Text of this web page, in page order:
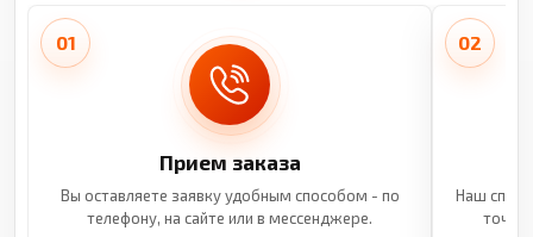
01
Прием заказа
Вы оставляете заявку удобным способом - по
телефону, на сайте или в мессенджере.
02
Наш